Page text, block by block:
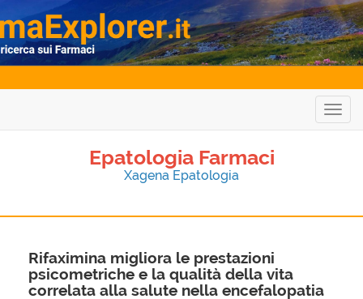
Epatologia Farmaci
Xagena Epatologia
Rifaximina migliora le prestazioni
psicometriche e la qualità della vita
correlata alla salute nella encefalopatia